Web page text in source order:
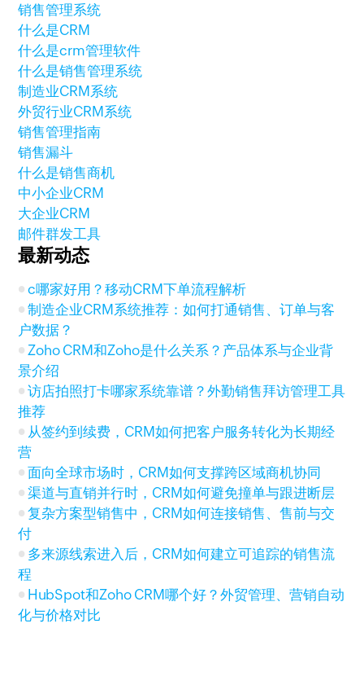
销售管理系统
什么是CRM
什么是crm管理软件
什么是销售管理系统
制造业CRM系统
外贸行业CRM系统
销售管理指南
销售漏斗
什么是销售商机
中小企业CRM
大企业CRM
邮件群发工具
最新动态
c哪家好用？移动CRM下单流程解析
制造企业CRM系统推荐：如何打通销售、订单与客
户数据？
Zoho CRM和Zoho是什么关系？产品体系与企业背
景介绍
访店拍照打卡哪家系统靠谱？外勤销售拜访管理工具
推荐
从签约到续费，CRM如何把客户服务转化为长期经
营
面向全球市场时，CRM如何支撑跨区域商机协同
渠道与直销并行时，CRM如何避免撞单与跟进断层
复杂方案型销售中，CRM如何连接销售、售前与交
付
多来源线索进入后，CRM如何建立可追踪的销售流
程
HubSpot和Zoho CRM哪个好？外贸管理、营销自动
化与价格对比